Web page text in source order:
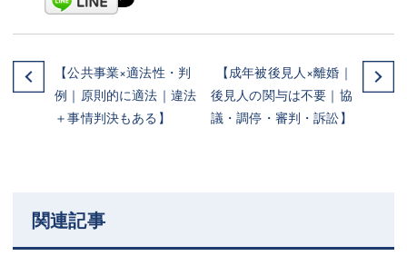
【公共事業×適法性・判
例｜原則的に適法｜違法
＋事情判決もある】
【成年被後見人×離婚｜
後見人の関与は不要｜協
議・調停・審判・訴訟】
関連記事